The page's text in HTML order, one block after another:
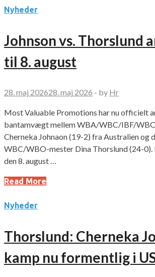
Nyheder
Johnson vs. Thorslund
til 8. august
28. maj 202628. maj 2026 - by Hr
Most Valuable Promotions har nu officielt
bantamvægt mellem WBA/WBC/IBF/
Cherneka Johnaon (19-2) fra Australien og
WBC/WBO-mester Dina Thorslund (24-0).
den 8. august …
Read More
Nyheder
Thorslund: Cherneka
kamp nu formentlig i